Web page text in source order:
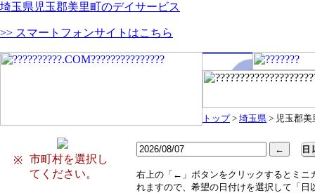
埼玉県児玉郡美里町のデイサービス
>> スマートフォンサイトはこちら
トップ> 埼玉県 > 児玉郡美
※
市町村を選択し
てください。
右上の「←」ボタンをクリックするとミニ
れますので、希望の日付けを選択して「日